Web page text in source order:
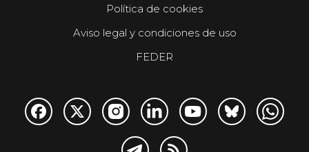
Política de cookies
Aviso legal y condiciones de uso
FEDER